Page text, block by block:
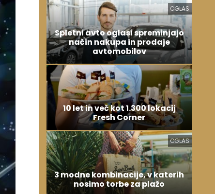
OGLAS
Spletni avto oglasi spreminjajo
način nakupa in prodaje
avtomobilov
10 let in več kot 1.300 lokacij
Fresh Corner
OGLAS
3 modne kombinacije, v katerih
nosimo torbe za plažo